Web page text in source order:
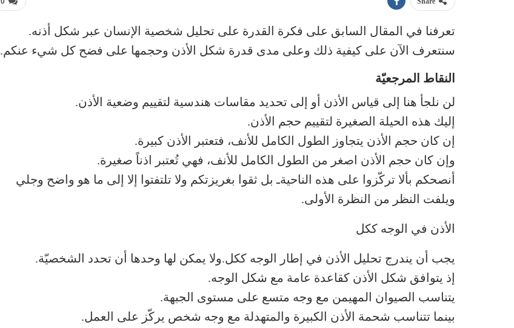
تعرفنا في المقال السابق على فكرة القدرة على تحليل شخصية الإنسان عبر شكل أذنه.
سنتعرف الآن على كيفية ذلك وعلى مدى قدرة شكل الأذن وحجمها على فضح كل شيء عنكم.
النقاط المرجعيّة
لن نلجأ هنا إلى قياس الأذن أو إلى تحديد مقاسات هندسية لتقييم وضعية الأذن.
إليك هذه الحيلة الصغيرة لتقييم حجم الأذن.
إن كان حجم الأذن يتجاوز الطول الكامل للأنف، فتعتبر الأذن كبيرة.
وإن كان حجم الأذن اصغر من الطول الكامل للأنف، فهي تُعتبر اذناً صغيرة.
أنصحكم بألا تركّزوا على هذه الناحيةـ بل ثقوا بغريزتكم ولا تلتفتوا إلا إلى ما هو واضح وجلي
ويلفت النظر من النظرة الأولى.
الأذن في الوجه ككل
يجب أن يندرج تحليل الأذن في إطار الوجه ككل.ولا يمكن لها وحدها أن تحدد الشخصيّة.
إذ يتوافق شكل الأذن كقاعدة عامة مع شكل الوجه.
يتناسب الصيوان المهيمن مع وجه متسع على مستوى الجبهة.
بينما تتناسب شحمة الأذن الكبيرة والمتهدلة مع وجه شخص يركّز على العمل.